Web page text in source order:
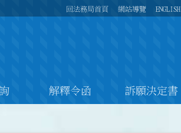
回法務局首頁 網站導覽 ENGLISH
解釋令函 訴願決定書